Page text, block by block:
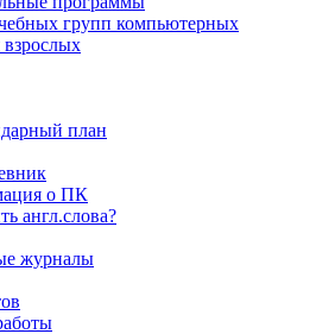
групп компьютерных
план
о ПК
англ.слова?
журналы